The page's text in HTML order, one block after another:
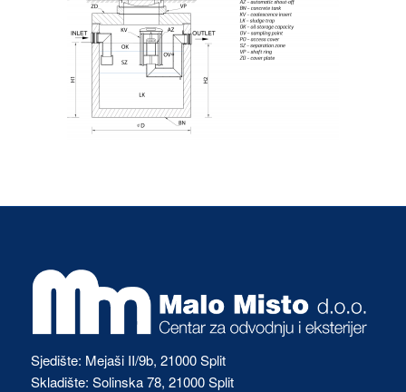
Sjedište: Mejaši II/9b, 21000 Split
Skladište: Solinska 78, 21000 Split